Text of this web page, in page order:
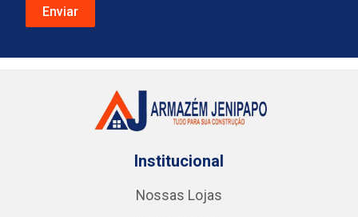
Institucional
Nossas Lojas